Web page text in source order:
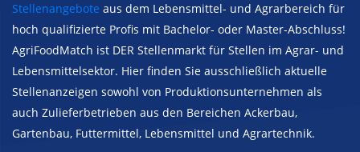
Stellenangebote aus dem Lebensmittel- und Agrarbereich für
hoch qualifizierte Profis mit Bachelor- oder Master-Abschluss!
AgriFoodMatch ist DER Stellenmarkt für Stellen im Agrar- und
Lebensmittelsektor. Hier finden Sie ausschließlich aktuelle
Stellenanzeigen sowohl von Produktionsunternehmen als
auch Zulieferbetrieben aus den Bereichen Ackerbau,
Gartenbau, Futtermittel, Lebensmittel und Agrartechnik.